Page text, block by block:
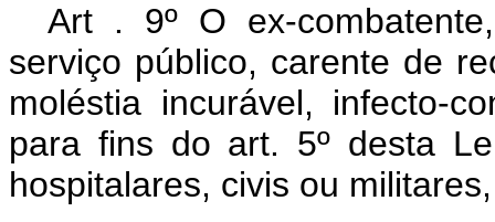
Art . 9º O ex-
serviço público, carente de
moléstia incurável, infecto-
para fins do art. 5º desta
hospitalares, civis ou